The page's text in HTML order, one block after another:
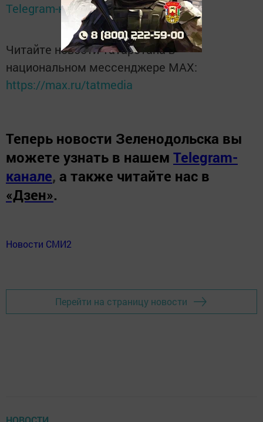
Telegram-каналеТатмедиа
Читайте новости Татарстана в
национальном мессенджере MАХ:
https://max.ru/tatmedia
Теперь новости Зеленодольска вы
можете узнать в нашем Telegram-
канале, а также читайте нас в
«Дзен».
Новости СМИ2
Перейти на страницу новости